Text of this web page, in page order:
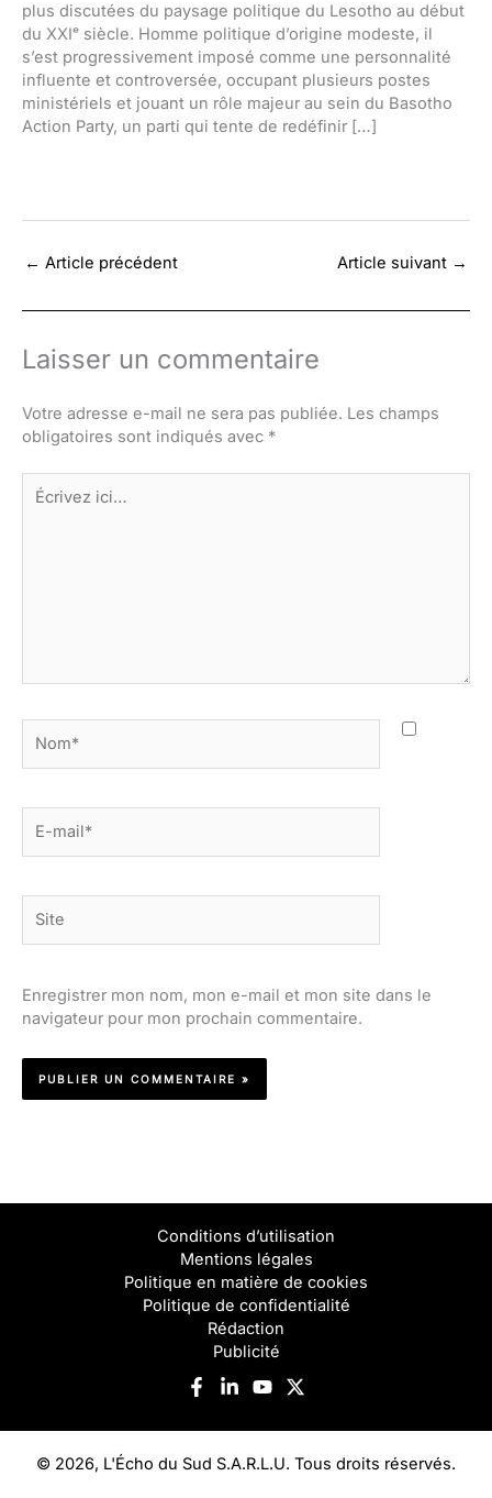
plus discutées du paysage politique du Lesotho au début
du XXIᵉ siècle. Homme politique d’origine modeste, il
s’est progressivement imposé comme une personnalité
influente et controversée, occupant plusieurs postes
ministériels et jouant un rôle majeur au sein du Basotho
Action Party, un parti qui tente de redéfinir […]
← Article précédent Article suivant →
Laisser un commentaire
Votre adresse e-mail ne sera pas publiée. Les champs
obligatoires sont indiqués avec *
Écrivez
ici…
mail*
Enregistrer mon nom, mon e-mail et mon site dans le
navigateur pour mon prochain commentaire.
Conditions d’utilisation
Mentions légales
Politique en matière de cookies
Politique de confidentialité
Rédaction
Publicité
© 2026, L'Écho du Sud S.A.R.L.U. Tous droits réservés.